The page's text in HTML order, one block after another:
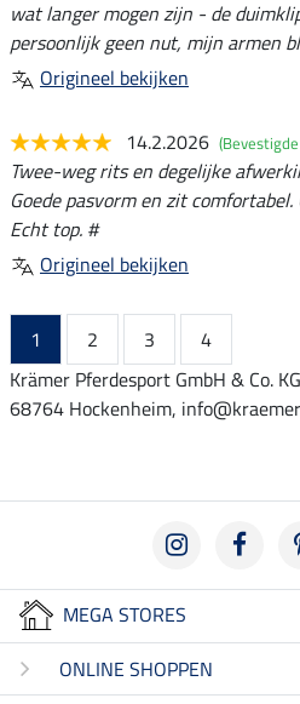
wat langer mogen zijn - de
persoonlijk geen nut, mijn armen
Origineel bekijken
14.2.2026
Twee-weg rits en degelijke
Goede pasvorm en zit
Echt top. #
Origineel bekijken
1 2 3
4
Krämer Pferdesport GmbH & Co.
68764 Hockenheim,
MEGA STORES
ONLINE SHOPPEN